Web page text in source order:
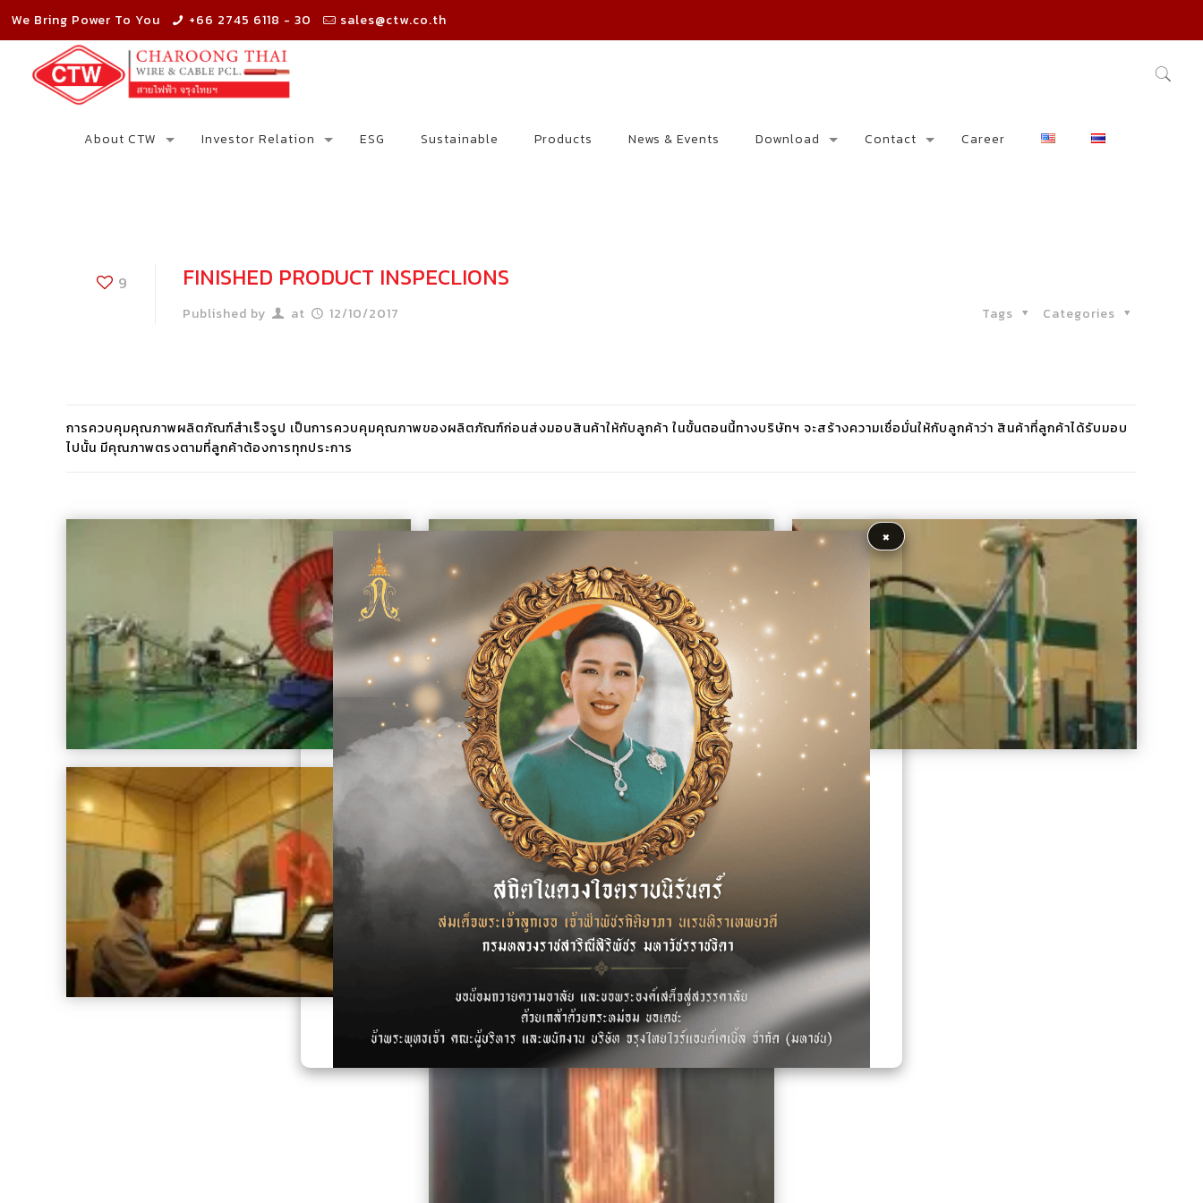
We Bring Power To You +66 2745 6118 - 30 sales@ctw.co.th
About CTW Investor Relation ESG Sustainable Products News & Events Download Contact Career
9 FINISHED PRODUCT INSPECLIONS
Published by at 12/10/2017 Categories
Tags
การควบคุมคุณภาพผลิตภัณฑ์สำเร็จรูป เป็นการควบคุมคุณภาพของผลิตภัณฑ์ก่อนส่งมอบสินค้าให้กับลูกค้า ในขั้นตอนนี้ทางบริษัทฯ จะสร้างความเชื่อมั่นให้กับลูกค้าว่า สินค้าที่ลูกค้าได้รับมอบ
ไปนั้น มีคุณภาพตรงตามที่ลูกค้าต้องการทุกประการ
×